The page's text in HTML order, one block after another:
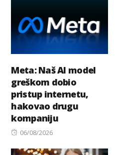
Meta: Naš AI model
greškom dobio
pristup internetu,
hakovao drugu
kompaniju
Posted
06/08/2026